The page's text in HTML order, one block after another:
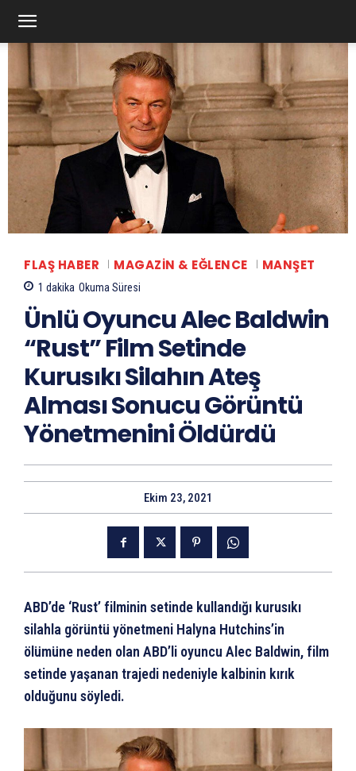
FLAŞ HABER MAGAZIN & EĞLENCE MANŞET
1 dakika Okuma Süresi
Ünlü Oyuncu Alec Baldwin
“Rust” Film Setinde
Kurusıkı Silahın Ateş
Alması Sonucu Görüntü
Yönetmenini Öldürdü
Ekim 23, 2021
ABD’de ‘Rust’ filminin setinde kullandığı kurusıkı
silahla görüntü yönetmeni Halyna Hutchins’in
ölümüne neden olan ABD’li oyuncu Alec Baldwin, film
setinde yaşanan trajedi nedeniyle kalbinin kırık
olduğunu söyledi.